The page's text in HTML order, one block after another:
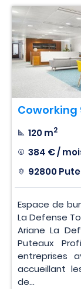
Coworking
120 m2
384 € /
92800
Espace de
La Defense
Ariane La
Puteaux
entreprises
accueillant
de...